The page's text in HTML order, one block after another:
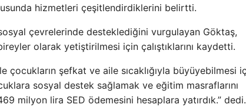
hizmetleri çeşitlendirdiklerini belirtti.
çevrelerinde desteklediğini vurgulayan Göktaş,
olarak yetiştirilmesi için çalıştıklarını kaydetti.
çocukların şefkat ve aile sıcaklığıyla büyüyebilmesi
sosyal destek sağlamak ve eğitim masraflarını
milyon lira SED ödemesini hesaplara yatırdık.” dedi.